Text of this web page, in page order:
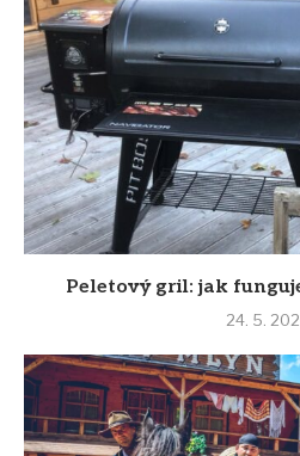
Peletový gril: jak
24. 5.